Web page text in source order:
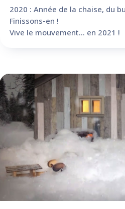
2020 : Année de la chaise, du
Finissons-en !
Vive le mouvement… en 2021 !